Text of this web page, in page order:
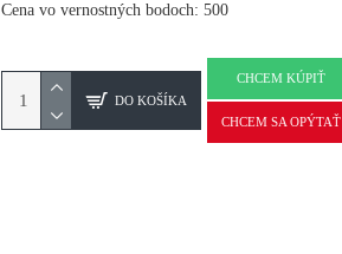
Cena vo vernostných bodoch: 500
DO KOŠÍKA
CHCEM KÚPIŤ
CHCEM SA OPÝTAŤ